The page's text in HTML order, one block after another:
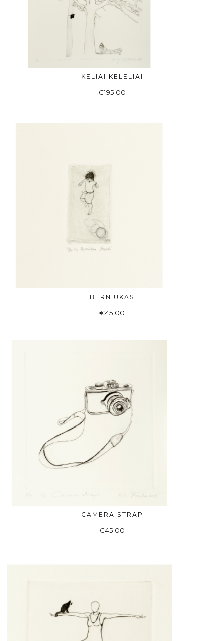
Į KREPŠELĮ
KELIAI KELELIAI
€195.00
Į KREPŠELĮ
BERNIUKAS
€45.00
Į KREPŠELĮ
CAMERA STRAP
€45.00